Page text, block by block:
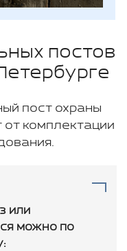
постов
пост охраны
от комплектации
или
можно по